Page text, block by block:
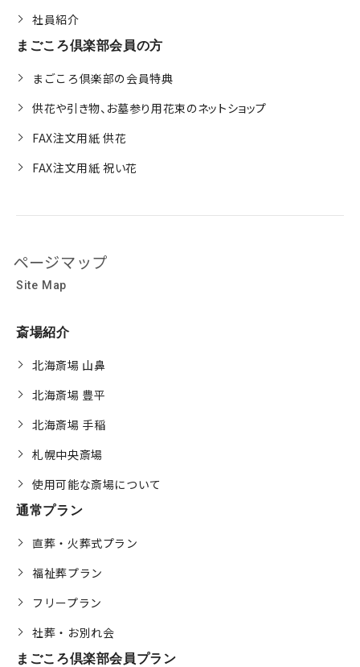
社員紹介
まごころ倶楽部会員の方
まごころ倶楽部の会員特典
供花や引き物、お墓参り用花束のネットショップ
FAX注文用紙 供花
FAX注文用紙 祝い花
ページマップ
Site Map
斎場紹介
北海斎場 山鼻
北海斎場 豊平
北海斎場 手稲
札幌中央斎場
使用可能な斎場について
通常プラン
直葬・火葬式プラン
福祉葬プラン
フリープラン
社葬・お別れ会
まごころ倶楽部会員プラン